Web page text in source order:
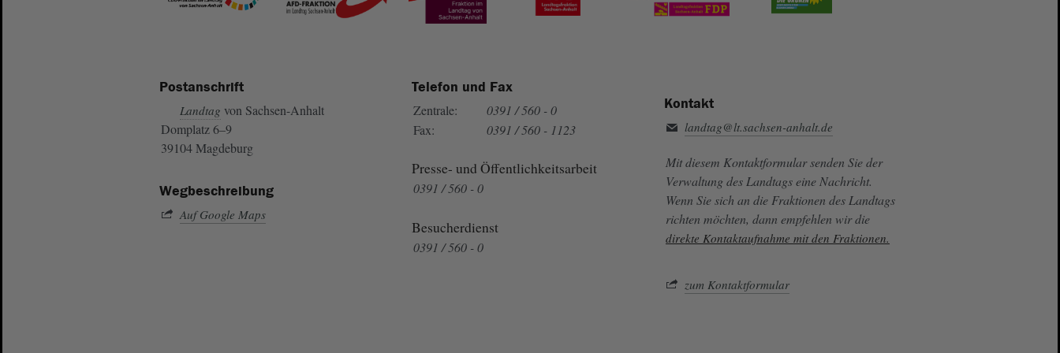
Postanschrift
Landtag von Sachsen-Anhalt
Domplatz 6–9
39104 Magdeburg
Wegbeschreibung
Auf Google Maps
Telefon und Fax
Zentrale:
0391 / 560 - 0
Fax:
0391 / 560 - 1123
Presse- und Öffentlichkeitsarbeit
0391 / 560 - 0
Besucherdienst
0391 / 560 - 0
Kontakt
landtag@lt.sachsen-anhalt.de
Mit diesem Kontaktformular senden Sie der
Verwaltung des Landtags eine Nachricht.
Wenn Sie sich an die Fraktionen des Landtags
richten möchten, dann empfehlen wir die
direkte Kontaktaufnahme mit den Fraktionen.
zum Kontaktformular